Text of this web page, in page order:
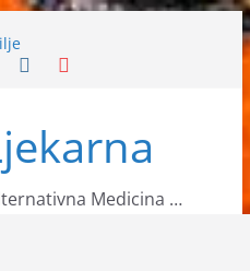
kod skidanja viška kilograma
Medicina …